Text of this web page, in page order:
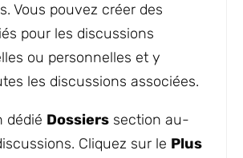
Vous pouvez créer des
pour les discussions
ou personnelles et y
les discussions associées.
dédié Dossiers section au-
Cliquez sur le Plus